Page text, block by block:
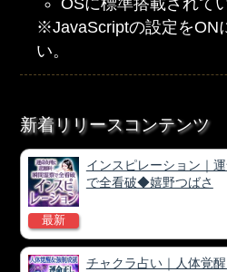
※JavaScriptの設定をON
い。
新着リリースコンテンツ
最新
インスピレーション｜
で全看破◆嬉野つばさ
チャクラ占い｜人体覚